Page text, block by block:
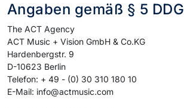
Angaben gemäß § 5 DDG
The ACT Agency
ACT Music + Vision GmbH & Co.KG
Hardenbergstr. 9
D-10623 Berlin
Telefon: + 49 - (0) 30 310 180 10
E-Mail: info@actmusic.com